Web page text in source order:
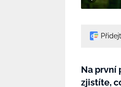
Na první
zjistíte,